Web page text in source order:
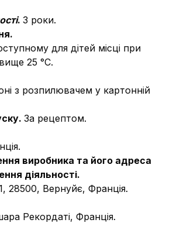
. 3 роки.
для дітей місці при
25 °С.
з розпилювачем у картонній
За рецептом.
виробника та його адреса
діяльності.
28500, Вернуйє, Франція.
Рекордаті, Франція.